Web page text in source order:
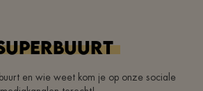
en wie weet kom je op onze sociale